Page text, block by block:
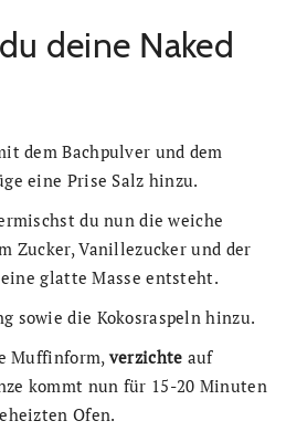
deine Naked
dem Bachpulver und dem
eine Prise Salz hinzu.
du nun die weiche
Zucker, Vanillezucker und der
glatte Masse entsteht.
sowie die Kokosraspeln hinzu.
Muffinform, verzichte auf
kommt nun für 15-20 Minuten
Ofen.